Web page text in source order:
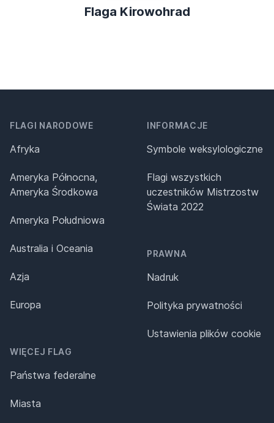
Flaga Kirowohrad
FLAGI NARODOWE
Afryka
Ameryka Północna,
Ameryka Środkowa
Ameryka Południowa
Australia i Oceania
Azja
Europa
WIĘCEJ FLAG
Państwa federalne
Miasta
INFORMACJE
Symbole weksylologiczne
Flagi wszystkich
uczestników Mistrzostw
Świata 2022
PRAWNA
Nadruk
Polityka prywatności
Ustawienia plików cookie